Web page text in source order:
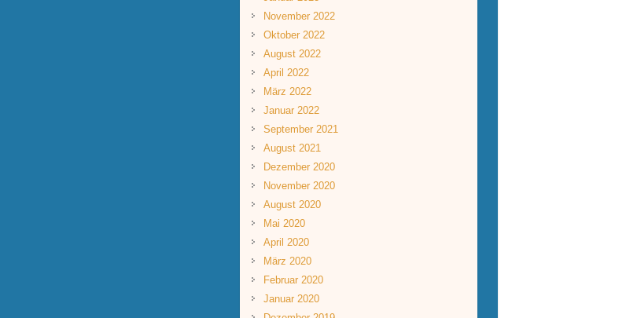
November 2022
Oktober 2022
August 2022
April 2022
März 2022
Januar 2022
September 2021
August 2021
Dezember 2020
November 2020
August 2020
Mai 2020
April 2020
März 2020
Februar 2020
Januar 2020